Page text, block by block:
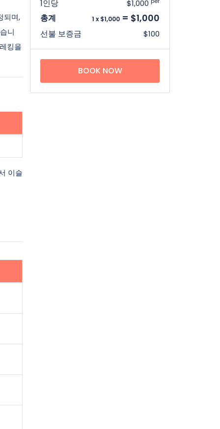
되며,
니
킹을
이슬
1인당 $1,000
총계 1 x $1,000 = $1,000
선불 보증금 $100
BOOK NOW